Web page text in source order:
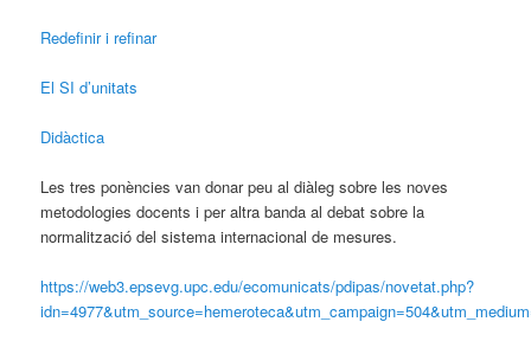
Redefinir i refinar
El SI d’unitats
Didàctica
Les tres ponències van donar peu al diàleg sobre les noves
metodologies docents i per altra banda al debat sobre la
normalització del sistema internacional de mesures.
https://web3.epsevg.upc.edu/ecomunicats/pdipas/novetat.php?